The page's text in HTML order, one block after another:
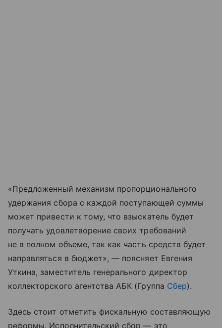
«Предложенный механизм пропорционального
удержания сбора с каждой поступающей суммы
может привести к тому, что взыскатель будет
получать удовлетворение своих требований
не в полном объеме, так как часть средств будет
направляться в бюджет», — поясняет Евгения
Уткина, заместитель генерального директор
коллекторского агентства АБК (Группа Сбер).
Здесь стоит отметить фискальную составляющую
реформы. Исполнительский сбор — это